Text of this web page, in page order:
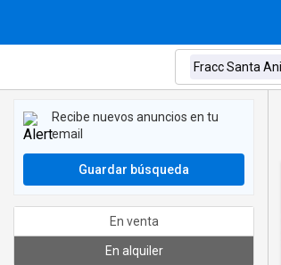
Recibe nuevos anuncios en tu
email
Guardar búsqueda
En venta
En alquiler